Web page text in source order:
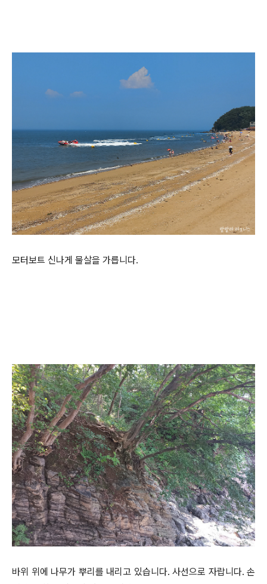
모터보트 신나게 물살을 가릅니다.
바위 위에 나무가 뿌리를 내리고 있습니다. 사선으로 자랍니다. 손